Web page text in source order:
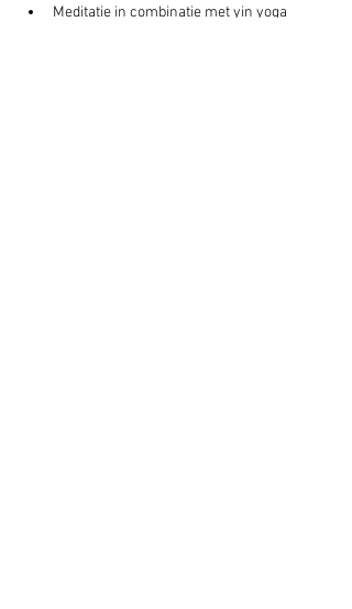
Meditatie in combinatie met yin yoga